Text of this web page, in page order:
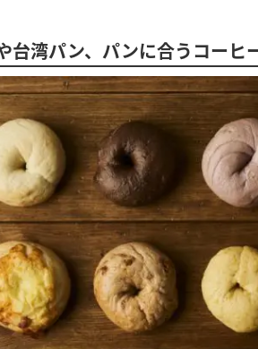
台湾パン、パンに合うコーヒ